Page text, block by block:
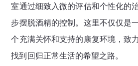
室通过细致入微的评估和个性化的
步摆脱酒精的控制。这里不仅仅是
个充满关怀和支持的康复环境，致
找到回归正常生活的希望之路。